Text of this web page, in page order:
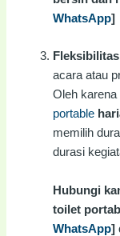
WhatsApp]
acara atau
Oleh karena
portable
memilih
durasi
Hubungi
toilet
WhatsApp]